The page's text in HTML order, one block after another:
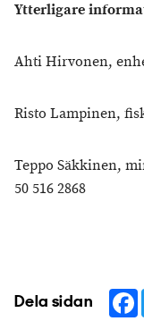
Ytterligare
Ahti Hirvonen,
Risto Lampinen,
Teppo Säkkinen,
50 516 2868
Dela sidan